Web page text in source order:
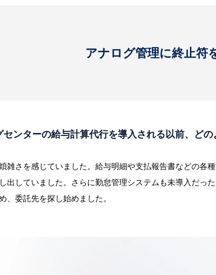
アナログ管理に終止符
ンターの給与計算代行を導入される以前、どの
雑さを感じていました。給与明細や支払報告書などの各
出していました。さらに勤怠管理システムも未導入だっ
、委託先を探し始めました。